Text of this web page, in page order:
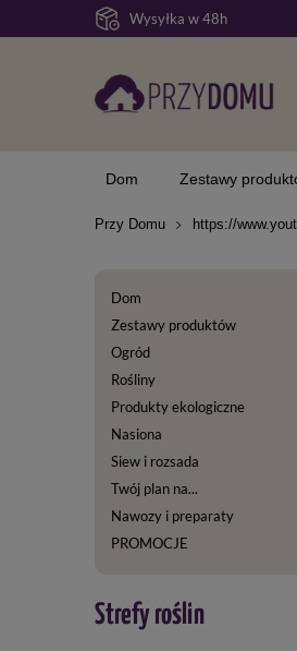
Wysyłka w 48h
Dom Zestawy
Przy Domu https://
Dom
Zestawy produktów
Ogród
Rośliny
Produkty ekologiczne
Nasiona
Siew i rozsada
Twój plan na...
Nawozy i preparaty
PROMOCJE
Strefy roślin